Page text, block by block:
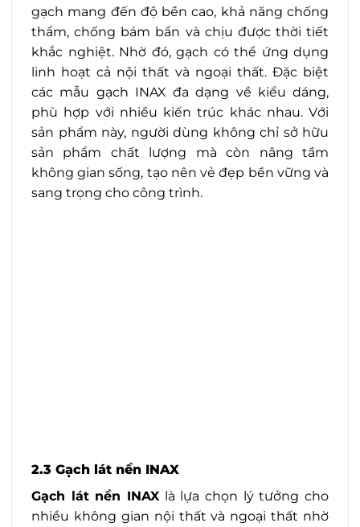
gạch mang đến độ bền cao, khả năng chống
thẩm, chống bám bẩn và chịu được thời tiết
khắc nghiệt. Nhờ đó, gạch có thể ứng dụng
linh hoạt cả nội thất và ngoại thất. Đặc biệt
các mẫu gạch INAX đa dạng về kiểu dáng,
phù hợp với nhiều kiến trúc khác nhau. Với
sản phẩm này, người dùng không chỉ sở hữu
sản phẩm chất lượng mà còn nâng tầm
không gian sống, tạo nên vẻ đẹp bền vững và
sang trọng cho công trình.
2.3 Gạch lát nền INAX
Gạch lát nền INAXlà lựa chọn lý tưởng cho
nhiều không gian nội thất và ngoại thất nhờ